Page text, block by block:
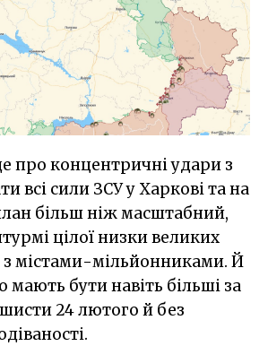
про концентричні удари з
всі сили ЗСУ у Харкові та на
більш ніж масштабний,
цілої низки великих
з містами-мільйонниками. Й
мають бути навіть більші за
24 лютого й без